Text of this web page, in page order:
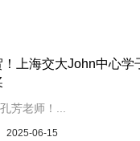
！上海交大John中心学
芳老师！...
2025-06-15